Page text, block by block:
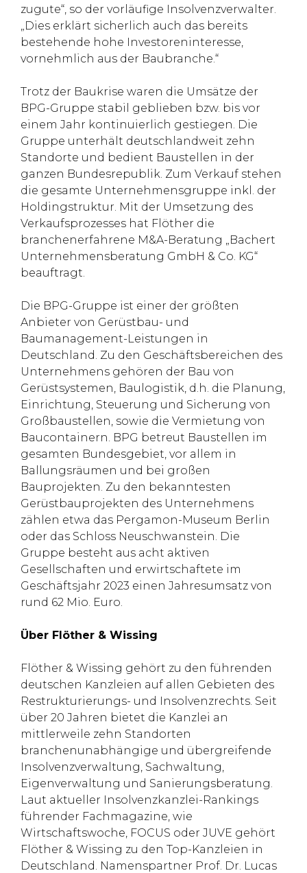
zugute“, so der vorläufige Insolvenzverwalter.
„Dies erklärt sicherlich auch das bereits
bestehende hohe Investoreninteresse,
vornehmlich aus der Baubranche.“
Trotz der Baukrise waren die Umsätze der
BPG-Gruppe stabil geblieben bzw. bis vor
einem Jahr kontinuierlich gestiegen. Die
Gruppe unterhält deutschlandweit zehn
Standorte und bedient Baustellen in der
ganzen Bundesrepublik. Zum Verkauf stehen
die gesamte Unternehmensgruppe inkl. der
Holdingstruktur. Mit der Umsetzung des
Verkaufsprozesses hat Flöther die
branchenerfahrene M&A-Beratung „Bachert
Unternehmensberatung GmbH & Co. KG“
beauftragt.
Die BPG-Gruppe ist einer der größten
Anbieter von Gerüstbau- und
Baumanagement-Leistungen in
Deutschland. Zu den Geschäftsbereichen des
Unternehmens gehören der Bau von
Gerüstsystemen, Baulogistik, d.h. die Planung,
Einrichtung, Steuerung und Sicherung von
Großbaustellen, sowie die Vermietung von
Baucontainern. BPG betreut Baustellen im
gesamten Bundesgebiet, vor allem in
Ballungsräumen und bei großen
Bauprojekten. Zu den bekanntesten
Gerüstbauprojekten des Unternehmens
zählen etwa das Pergamon-Museum Berlin
oder das Schloss Neuschwanstein. Die
Gruppe besteht aus acht aktiven
Gesellschaften und erwirtschaftete im
Geschäftsjahr 2023 einen Jahresumsatz von
rund 62 Mio. Euro.
Über Flöther & Wissing
Flöther & Wissing gehört zu den führenden
deutschen Kanzleien auf allen Gebieten des
Restrukturierungs- und Insolvenzrechts. Seit
über 20 Jahren bietet die Kanzlei an
mittlerweile zehn Standorten
branchenunabhängige und übergreifende
Insolvenzverwaltung, Sachwaltung,
Eigenverwaltung und Sanierungsberatung.
Laut aktueller Insolvenzkanzlei-Rankings
führender Fachmagazine, wie
Wirtschaftswoche, FOCUS oder JUVE gehört
Flöther & Wissing zu den Top-Kanzleien in
Deutschland. Namenspartner Prof. Dr. Lucas